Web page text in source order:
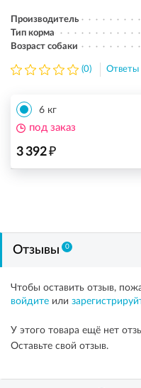
Производитель
Тип корма
Возраст собаки
(0) Ответы
6 кг
3 392₽
под заказ
Отзывы 0
Чтобы оставить отзыв,
войдите или
У этого товара ещё нет
Оставьте свой отзыв.